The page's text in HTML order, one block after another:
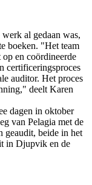
al gedaan was,
boeken. "Het team
en coördineerde
certificeringsproces
auditor. Het proces
deelt Karen
dagen in oktober
van Pelagia met de
geaudit, beide in het
in Djupvik en de